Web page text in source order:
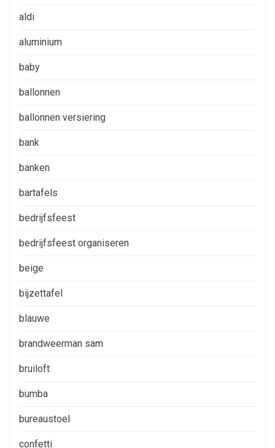
aldi
aluminium
baby
ballonnen
ballonnen versiering
bank
banken
bartafels
bedrijfsfeest
bedrijfsfeest organiseren
beige
bijzettafel
blauwe
brandweerman sam
bruiloft
bumba
bureaustoel
confetti